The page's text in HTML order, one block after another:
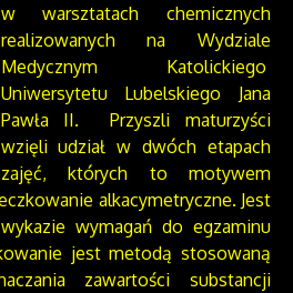
w warsztatach chemicznych
realizowanych na Wydziale
Medycznym Katolickiego
Uniwersytetu Lubelskiego Jana
Pawła II. Przyszli maturzyści
wzięli udział w dwóch etapach
zajęć, których to motywem
alkacymetryczne. Jest
wymagań do egzaminu
jest metodą stosowaną
zawartości substancji